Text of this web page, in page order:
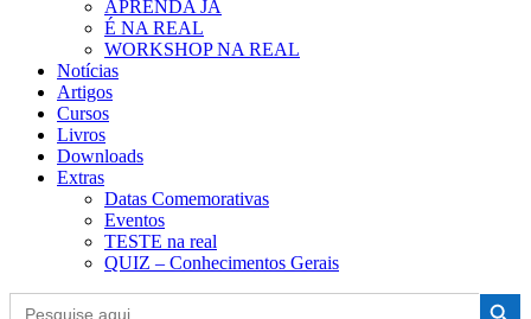
APRENDA JÁ
É NA REAL
WORKSHOP NA REAL
Notícias
Artigos
Cursos
Livros
Downloads
Extras
Datas Comemorativas
Eventos
TESTE na real
QUIZ – Conhecimentos Gerais
Search
Search Button